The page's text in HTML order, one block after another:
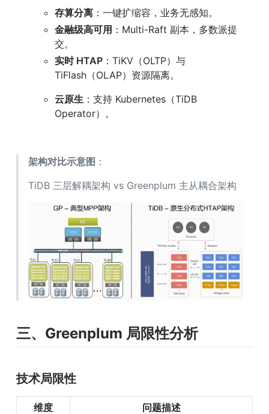
存算分离 ：一键扩缩容，业务无感知。
金融级高可用 ：Multi-Raft 副本，多数派提
交。
实时 HTAP ：TiKV（OLTP）与
TiFlash（OLAP）资源隔离。
云原生 ：支持 Kubernetes（TiDB
Operator）。
架构对比示意图 ：
TiDB 三层解耦架构 vs Greenplum 主从耦合架构
三、Greenplum 局限性分析
技术局限性
维度 问题描述